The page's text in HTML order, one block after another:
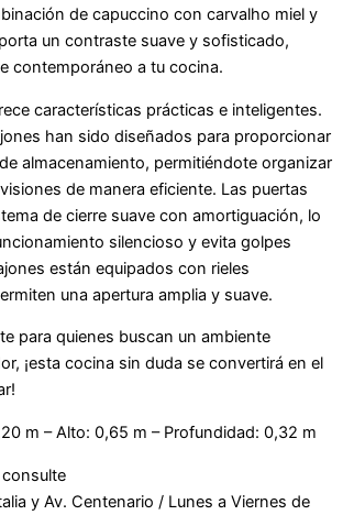
de capuccino con carvalho miel y
un contraste suave y sofisticado,
contemporáneo a tu cocina.
características prácticas e inteligentes.
han sido diseñados para proporcionar
almacenamiento, permitiéndote organizar
de manera eficiente. Las puertas
de cierre suave con amortiguación, lo
silencioso y evita golpes
están equipados con rieles
una apertura amplia y suave.
para quienes buscan un ambiente
¡esta cocina sin duda se convertirá en el
m – Alto: 0,65 m – Profundidad: 0,32 m
consulte
y Av. Centenario / Lunes a Viernes de